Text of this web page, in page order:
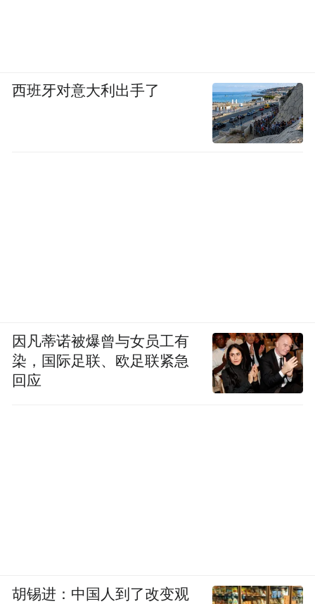
西班牙对意大利出手了
因凡蒂诺被爆曾与女员工有
染，国际足联、欧足联紧急
回应
胡锡进：中国人到了改变观